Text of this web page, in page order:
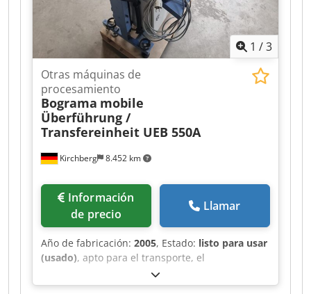
1 /3
Kirchberg 8.452 km
Otras máquinas de
procesamiento
Bograma mobile
Überführung /
Transfereinheit UEB 550A
de precio
Llamar
Año de fabricación: 2005, Estado: listo para usar
(usado), apto para el transporte, el
funcionamiento cíclico, el desmolde y el soplado.
Credpfxjh Svyvj Ag Eef